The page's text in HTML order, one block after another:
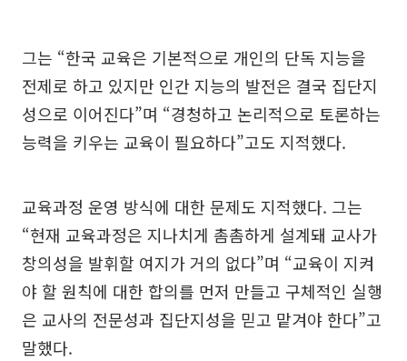
그는 “한국 교육은 기본적으로 개인의 단독 지능을
전제로 하고 있지만 인간 지능의 발전은 결국 집단지
성으로 이어진다”며 “경청하고 논리적으로 토론하는
능력을 키우는 교육이 필요하다”고도 지적했다.
교육과정 운영 방식에 대한 문제도 지적했다. 그는
“현재 교육과정은 지나치게 촘촘하게 설계돼 교사가
창의성을 발휘할 여지가 거의 없다”며 “교육이 지켜
야 할 원칙에 대한 합의를 먼저 만들고 구체적인 실행
은 교사의 전문성과 집단지성을 믿고 맡겨야 한다”고
말했다.